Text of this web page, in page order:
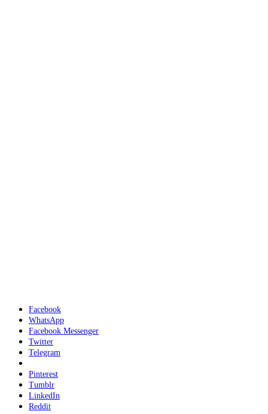
Facebook
WhatsApp
Facebook Messenger
Twitter
Telegram
Pinterest
Tumblr
LinkedIn
Reddit